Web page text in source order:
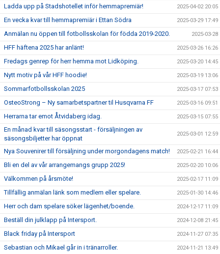
Ladda upp på Stadshotellet inför hemmapremiär! 2025-04-02 20:05
En vecka kvar till hemmapremiär i Ettan Södra 2025-03-29 17:49
Anmälan nu öppen till fotbollsskolan för födda 2019-2020. 2025-03-28
HFF häftena 2025 har anlänt! 2025-03-26 16:26
Fredags genrep för herr hemma mot Lidköping. 2025-03-20 14:45
Nytt motiv på vår HFF hoodie! 2025-03-19 13:06
Sommarfotbollsskolan 2025 2025-03-17 07:53
OsteoStrong – Ny samarbetspartner til Husqvarna FF 2025-03-16 09:51
Herrarna tar emot Åtvidaberg idag. 2025-03-15 07:55
En månad kvar till säsongsstart - försäljningen av
säsongsbiljetter har öppnat
2025-03-01 12:59
Nya Souvenirer till försäljning under morgondagens match! 2025-02-21 16:44
Bli en del av vår arrangemangs grupp 2025! 2025-02-20 10:06
Välkommen på årsmöte! 2025-02-17 11:09
Tillfällig anmälan länk som medlem eller spelare. 2025-01-30 14:46
Herr och dam spelare söker lägenhet/boende. 2024-12-17 11:09
Beställ din julklapp på Intersport. 2024-12-08 21:45
Black friday på Intersport 2024-11-27 07:35
Sebastian och Mikael går in i tränarroller. 2024-11-21 13:49